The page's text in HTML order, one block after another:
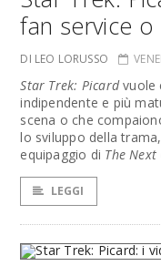
fan service
DI LEO LORUSSO
Star Trek: Picardvuole
indipendente e più
scena o che
lo sviluppo della
equipaggio di The
LEGGI